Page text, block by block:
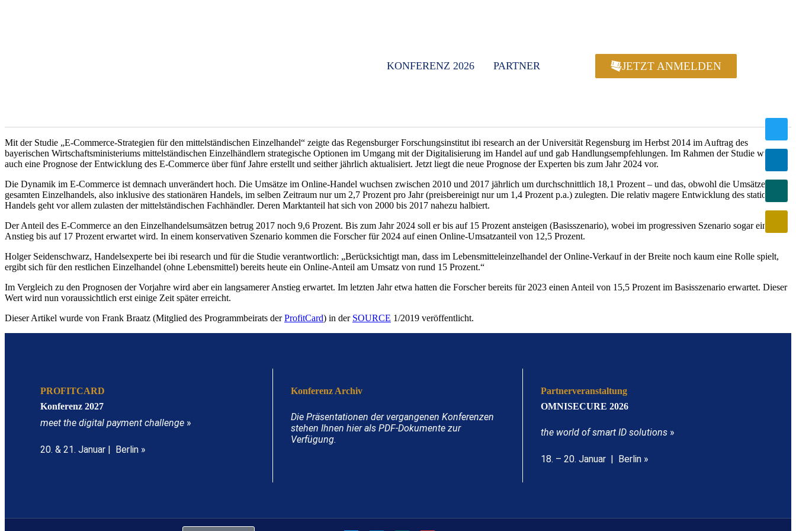
KONFERENZ 2026 PARTNER JETZT ANMELDEN
Mit der Studie „E-Commerce-Strategien für den mittelständischen Einzelhandel“ zeigte das Regensburger Forschungsinstitut ibi research an der Universität Regensburg im Herbst 2014 im Auftrag des
bayerischen Wirtschaftsministeriums mittelständischen Einzelhändlern strategische Optionen im Umgang mit der Digitalisierung im Handel auf und gab Handlungsempfehlungen. Im Rahmen der Studie wurde
auch eine Prognose der Entwicklung des E-Commerce über fünf Jahre erstellt und seither jährlich aktualisiert. Jetzt liegt die neue Prognose der Experten bis zum Jahr 2024 vor.
Die Dynamik im E-Commerce ist demnach unverändert hoch. Die Umsätze im Online-Handel wuchsen zwischen 2010 und 2017 jährlich um durchschnittlich 18,1 Prozent – und das, obwohl die Umsätze des
gesamten Einzelhandels, also inklusive des stationären Handels, im selben Zeitraum nur um 2,7 Prozent pro Jahr (preisbereinigt nur um 1,4 Prozent p.a.) zulegten. Die relativ magere Entwicklung des stationären
Handels geht vor allem zulasten der mittelständischen Fachhändler. Deren Marktanteil hat sich von 2000 bis 2017 nahezu halbiert.
Der Anteil des E-Commerce an den Einzelhandelsumsätzen betrug 2017 noch 9,6 Prozent. Bis zum Jahr 2024 soll er bis auf 15 Prozent ansteigen (Basisszenario), wobei im progressiven Szenario sogar ein
Anstieg bis auf 17 Prozent erwartet wird. In einem konservativen Szenario kommen die Forscher für 2024 auf einen Online-Umsatzanteil von 12,5 Prozent.
Holger Seidenschwarz, Handelsexperte bei ibi research und für die Studie verantwortlich: „Berücksichtigt man, dass im Lebensmitteleinzelhandel der Online-Verkauf in der Breite noch kaum eine Rolle spielt,
ergibt sich für den restlichen Einzelhandel (ohne Lebensmittel) bereits heute ein Online-Anteil am Umsatz von rund 15 Prozent.“
Im Vergleich zu den Prognosen der Vorjahre wird aber ein langsamerer Anstieg erwartet. Im letzten Jahr etwa hatten die Forscher bereits für 2023 einen Anteil von 15,5 Prozent im Basisszenario erwartet. Dieser
Wert wird nun voraussichtlich erst einige Zeit später erreicht.
Dieser Artikel wurde von Frank Braatz (Mitglied des Programmbeirats derProfitCard) in der SOURCE 1/2019 veröffentlicht.
PROFITCARD
Konferenz 2027
meet the digital payment challenge »
20. & 21. Januar | Berlin »
Konferenz Archiv
Die Präsentationen der vergangenen Konferenzen
stehen Ihnen hier als PDF-Dokumente zur
Verfügung.
Partnerveranstaltung
OMNISECURE 2026
the world of smart ID solutions »
18. – 20. Januar | Berlin »